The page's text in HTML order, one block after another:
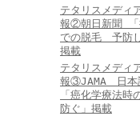
テタリスメディ
報②朝日新聞 「
での脱毛 予防し
掲載
テタリスメディ
報③JAMA 日本
「癌化学療法時
防ぐ」掲載